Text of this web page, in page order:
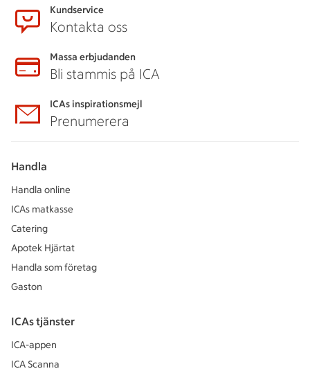
Kundservice
Kontakta oss
Massa erbjudanden
Bli stammis på ICA
ICAs inspirationsmejl
Prenumerera
Handla
Handla online
ICAs matkasse
Catering
Apotek Hjärtat
Handla som företag
Gaston
ICAs tjänster
ICA-appen
ICA Scanna